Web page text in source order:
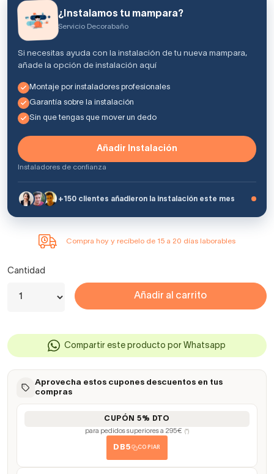
¿Instalamos tu mampara?
Servicio Decorabaño
Si necesitas ayuda con la instalación de tu nueva mampara,
añade la opción de instalación aquí
Montaje por instaladores profesionales
Garantía sobre la instalación
Sin que tengas que mover un dedo
Añadir Instalación
Instaladores de confianza
+150 clientes añadieron la instalación este mes
Compra hoy y recíbelo de 15 a 20 días laborables
Cantidad
Añadir al carrito
Compartir este producto por Whatsapp
Aprovecha estos cupones descuentos en tus
compras
CUPÓN 5% DTO
para pedidos superiores a 295€ (*)
DB5 COPIAR